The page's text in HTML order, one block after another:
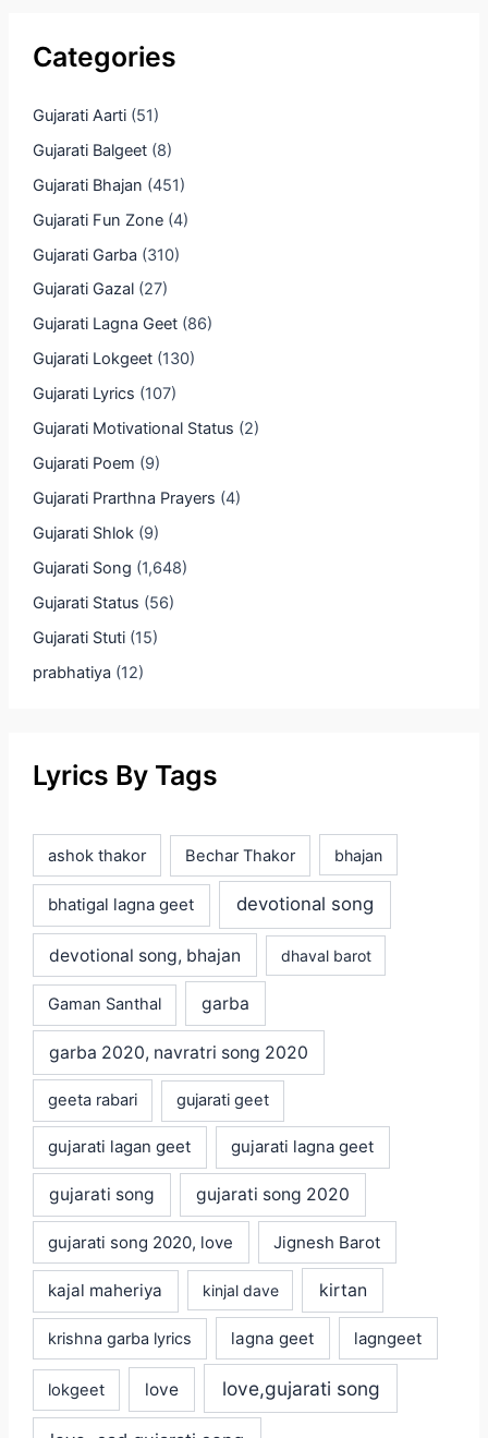
Categories
Gujarati Aarti(51)
Gujarati Balgeet(8)
Gujarati Bhajan (451)
Gujarati Fun Zone(4)
Gujarati Garba (310)
Gujarati Gazal(27)
Gujarati Lagna Geet(86)
Gujarati Lokgeet(130)
Gujarati Lyrics (107)
Gujarati Motivational Status (2)
Gujarati Poem (9)
Gujarati Prarthna Prayers (4)
Gujarati Shlok(9)
Gujarati Song (1,648)
Gujarati Status (56)
Gujarati Stuti(15)
prabhatiya (12)
Lyrics By Tags
ashok thakor Bechar Thakor bhajan
bhatigal lagna geet devotional song
devotional song, bhajan dhaval barot
Gaman Santhal garba
garba 2020, navratri song 2020
geeta rabari gujarati geet
gujarati lagan geet gujarati lagna geet
gujarati song gujarati song 2020
gujarati song 2020, love Jignesh Barot
kajal maheriya kinjal dave kirtan
krishna garba lyrics lagna geet lagngeet
lokgeet love love,gujarati song